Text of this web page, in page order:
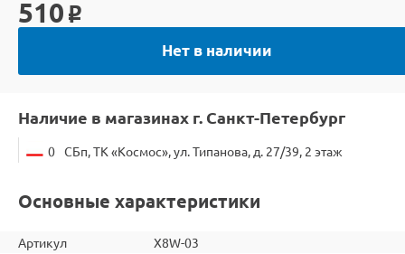
510 o
Нет в наличии
Наличие в магазинах г. Санкт-Петербург
0 СБп, ТК «Космос», ул. Типанова, д. 27/39, 2 этаж
Основные характеристики
Артикул
X8W-03